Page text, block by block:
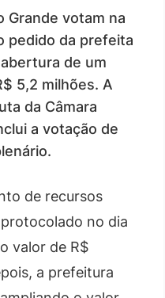
Grande votam na
pedido da prefeita
de um
5,2 milhões. A
da Câmara
a votação de
de recursos
no dia
valor de R$
a prefeitura